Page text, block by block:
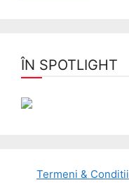
ÎN SPOTLIGHT
Termeni & Conditii